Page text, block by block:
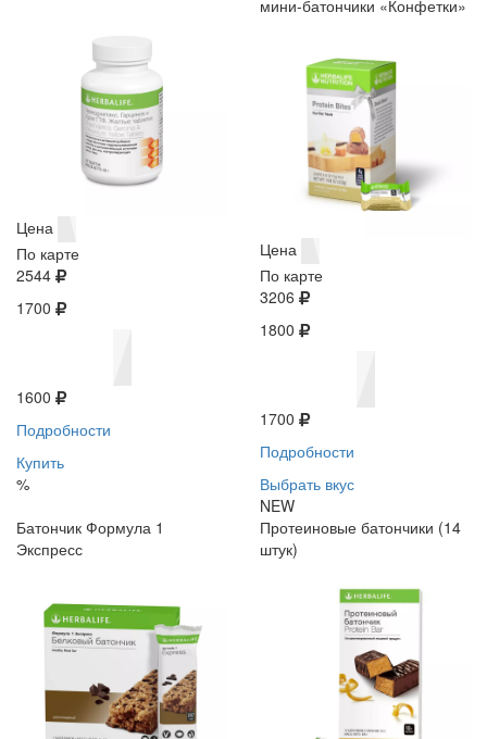
Цена
По карте
2544
1700
1600
Подробности
Купить
%
мини-батончики «Конфетки»
Цена
По карте
3206
1800
1700
Подробности
Выбрать вкус
NEW
Батончик Формула 1
Экспресс
Протеиновые батончики (14
штук)